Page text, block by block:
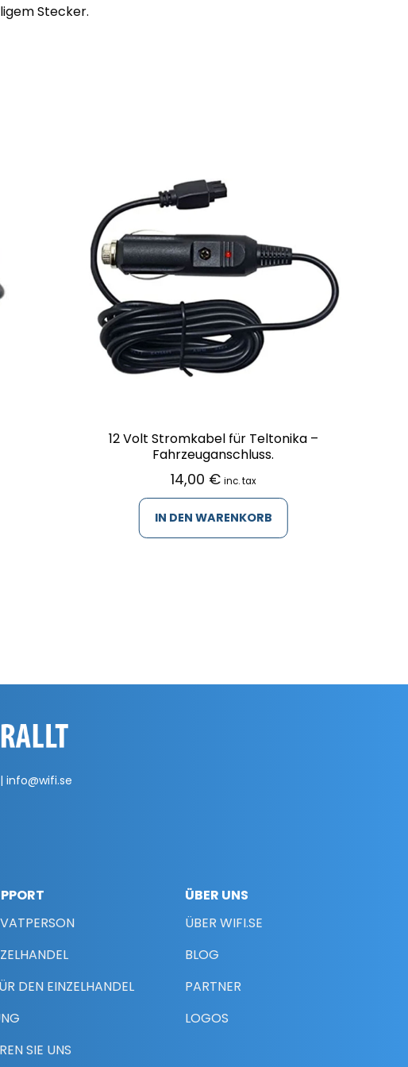
Stecker.
12 Volt Stromkabel für Teltonika –
Fahrzeuganschluss.
14,00 € inc. tax
IN DEN WARENKORB
| info@wifi.se
DEN EINZELHANDEL
SIE UNS
ÜBER UNS
ÜBER WIFI.SE
BLOG
PARTNER
LOGOS